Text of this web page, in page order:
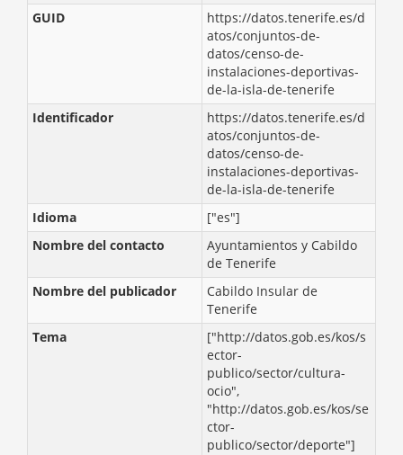
GUID
https://datos.tenerife.es/d
atos/conjuntos-de-
datos/censo-de-
instalaciones-deportivas-
de-la-isla-de-tenerife
Identificador
https://datos.tenerife.es/d
atos/conjuntos-de-
datos/censo-de-
instalaciones-deportivas-
de-la-isla-de-tenerife
Idioma
["es"]
Nombre del contacto
Ayuntamientos y Cabildo
de Tenerife
Nombre del publicador
Cabildo Insular de
Tenerife
Tema
["http://datos.gob.es/kos/s
ector-
publico/sector/cultura-
ocio",
"http://datos.gob.es/kos/se
ctor-
publico/sector/deporte"]